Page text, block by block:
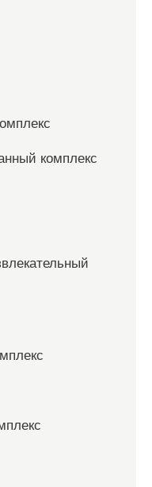
комплекс